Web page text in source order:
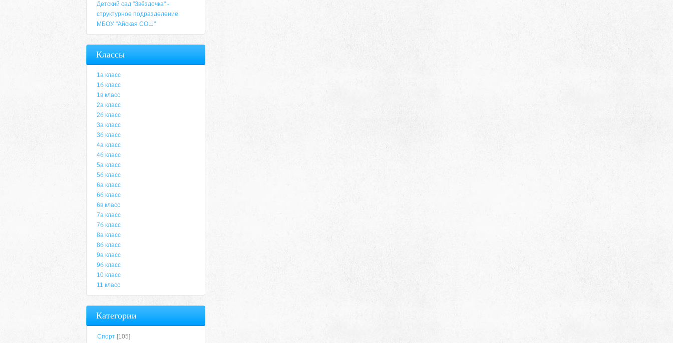
Детский сад "Звёздочка" -
структурное подразделение
МБОУ "Айская СОШ"
Классы
1а класс
1б класс
1в класс
2а класс
2б класс
3а класс
3б класс
4а класс
4б класс
5а класс
5б класс
6а класс
6б класс
6в класс
7а класс
7б класс
8а класс
8б класс
9а класс
9б класс
10 класс
11 класс
Категории
Спорт [105]